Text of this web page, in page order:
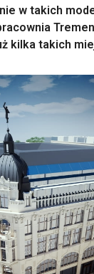
w takich
kilka takich